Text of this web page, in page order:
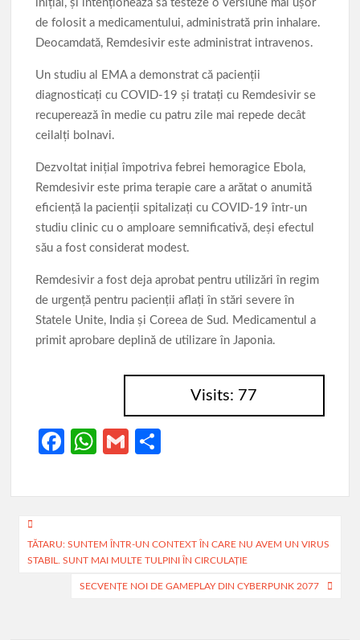
iniţial, şi intenţionează să testeze o versiune mai uşor
de folosit a medicamentului, administrată prin inhalare.
Deocamdată, Remdesivir este administrat intravenos.
Un studiu al EMA a demonstrat că pacienţii
diagnosticaţi cu COVID-19 şi trataţi cu Remdesivir se
recuperează în medie cu patru zile mai repede decât
ceilalţi bolnavi.
Dezvoltat iniţial împotriva febrei hemoragice Ebola,
Remdesivir este prima terapie care a arătat o anumită
eficienţă la pacienţii spitalizaţi cu COVID-19 într-un
studiu clinic cu o amploare semnificativă, deşi efectul
său a fost considerat modest.
Remdesivir a fost deja aprobat pentru utilizări în regim
de urgenţă pentru pacienţii aflaţi în stări severe în
Statele Unite, India şi Coreea de Sud. Medicamentul a
primit aprobare deplină de utilizare în Japonia.
Visits: 77
Fa
b
o
k
W
at
A
p
p
G
ail ta
az
ă
Navigare
în
articole
TĂTARU: SUNTEM ÎNTR-UN CONTEXT ÎN CARE NU AVEM UN VIRUS
STABIL. SUNT MAI MULTE TULPINI ÎN CIRCULAŢIE
SECVENȚE NOI DE GAMEPLAY DIN CYBERPUNK 2077